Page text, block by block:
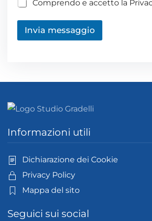
Comprendo e accetto la
Invia messaggio
Informazioni utili
Dichiarazione dei Cookie
Privacy Policy
Mappa del sito
Seguici sui social